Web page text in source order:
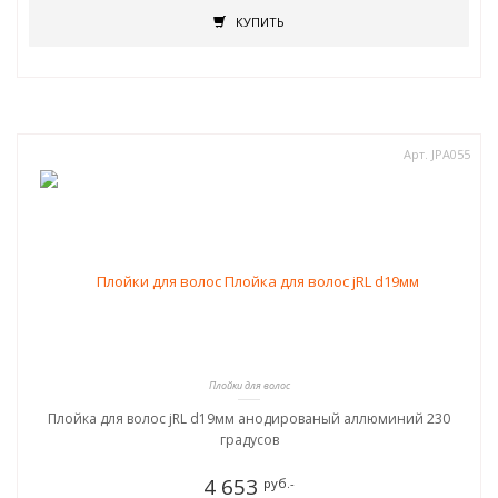
КУПИТЬ
Арт. JPA055
Плойки для волос
Плойка для волос jRL d19мм анодированый аллюминий 230
градусов
4 653 руб.-